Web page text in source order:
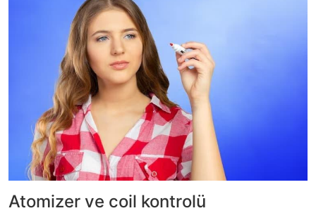
Atomizer ve coil kontrolü